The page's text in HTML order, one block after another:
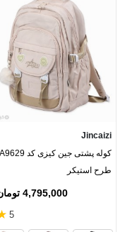
Jincaizi
کوله پشتی جین کیزی کد A9629
طرح استیکر
4,795,000 تومان
5